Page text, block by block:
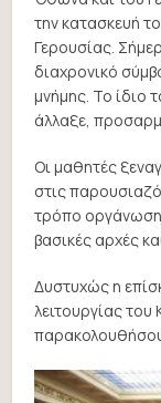
την κατασκευή
Γερουσίας.
διαχρονικό
μνήμης. Το ίδιο
άλλαξε,
Οι μαθητές
στις
τρόπο
βασικές αρχές
Δυστυχώς η
λειτουργίας